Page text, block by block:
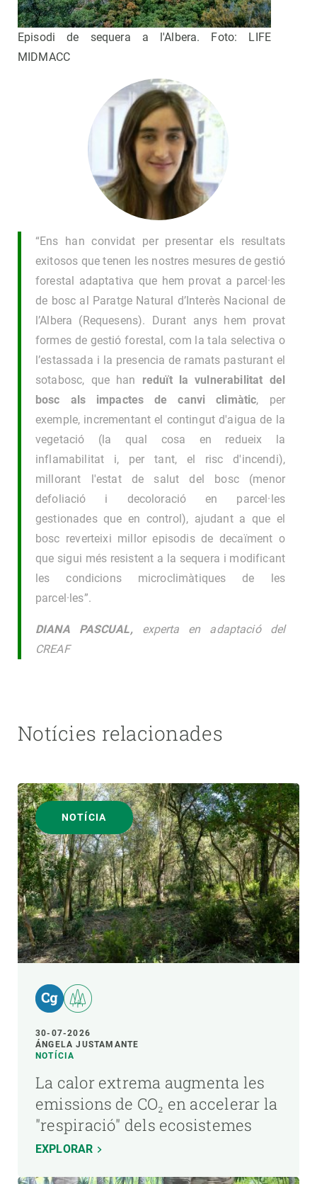
Episodi de sequera a l'Albera. Foto: LIFE
MIDMACC
“Ens han convidat per presentar els resultats
exitosos que tenen les nostres mesures de gestió
forestal adaptativa que hem provat a parcel·les
de bosc al Paratge Natural d’Interès Nacional de
l’Albera (Requesens). Durant anys hem provat
formes de gestió forestal, com la tala selectiva o
l’estassada i la presencia de ramats pasturant el
sotabosc, que han reduït la vulnerabilitat del
bosc als impactes de canvi climàtic, per
exemple, incrementant el contingut d'aigua de la
vegetació (la qual cosa en redueix la
inflamabilitat i, per tant, el risc d'incendi),
millorant l'estat de salut del bosc (menor
defoliació i decoloració en parcel·les
gestionades que en control), ajudant a que el
bosc reverteixi millor episodis de decaïment o
que sigui més resistent a la sequera i modificant
les condicions microclimàtiques de les
parcel·les”.
DIANA PASCUAL, experta en adaptació del
CREAF
Notícies relacionades
NOTÍCIA
30-07-2026
ÁNGELA JUSTAMANTE
NOTÍCIA
La calor extrema augmenta les
emissions de CO₂ en accelerar la
"respiració" dels ecosistemes
EXPLORAR